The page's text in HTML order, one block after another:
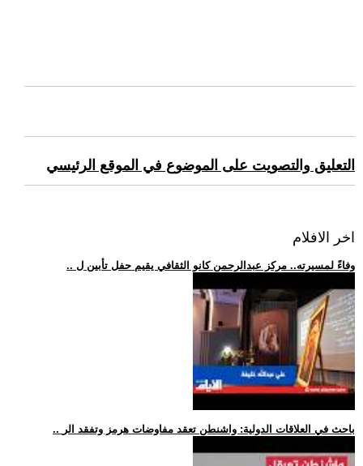
التعليق والتصويت على الموضوع في الموقع الرئيسي
اخر الافلام
.. وفاءً لمسيرته.. مركز عبدالرحمن كانو الثقافي يقيم حفل تأبين ل
.. باحث في العلاقات الدولية: واشنطن تعقد مفاوضات هرمز وتفقد الر